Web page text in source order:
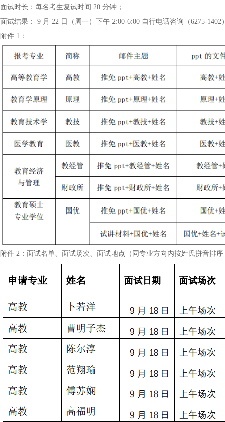
面试时长：每名考生复试时间 20 分钟；
面试结果： 9 月 22 日（周一）下午 2:00-6:00 自行电话咨询（6275-
附件 1：
附件 2：面试名单、面试场次、面试地点（同专业方向内按姓氏拼音排